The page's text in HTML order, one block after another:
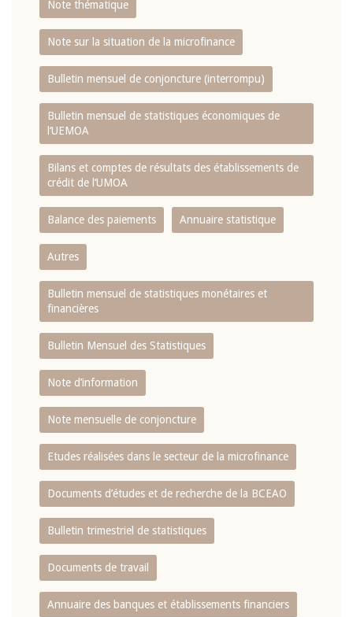
Note thématique
Note sur la situation de la microfinance
Bulletin mensuel de conjoncture (interrompu)
Bulletin mensuel de statistiques économiques de
l‘UEMOA
Bilans et comptes de résultats des établissements de
crédit de l‘UMOA
Balance des paiements Annuaire statistique
Autres
Bulletin mensuel de statistiques monétaires et
financières
Bulletin Mensuel des Statistiques
Note d’information
Note mensuelle de conjoncture
Etudes réalisées dans le secteur de la microfinance
Documents d’études et de recherche de la BCEAO
Bulletin trimestriel de statistiques
Documents de travail
Annuaire des banques et établissements financiers